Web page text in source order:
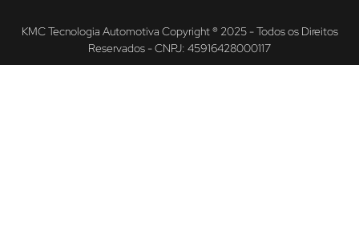
KMC Tecnologia Automotiva Copyright ® 2025 - Todos os Direitos
Reservados - CNPJ: 45916428000117